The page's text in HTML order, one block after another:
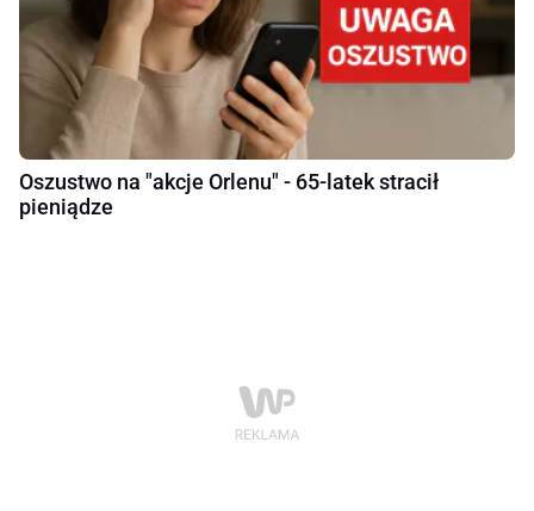
Oszustwo na "akcje Orlenu" - 65-latek stracił
pieniądze